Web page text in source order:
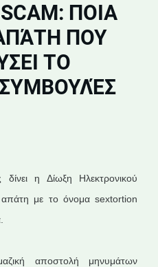
ΠΟΙΑ
ΠΟΥ
ΤΟ
η Δίωξη Ηλεκτρονικού
με το όνομα sextortion
αποστολή μηνυμάτων